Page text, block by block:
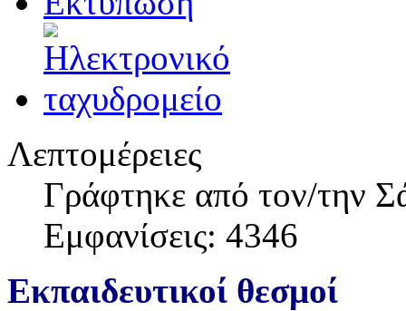
Λεπτομέρειες
Γράφτηκε από τον/την
Εμφανίσεις: 4346
Εκπαιδευτικοί θεσμοί